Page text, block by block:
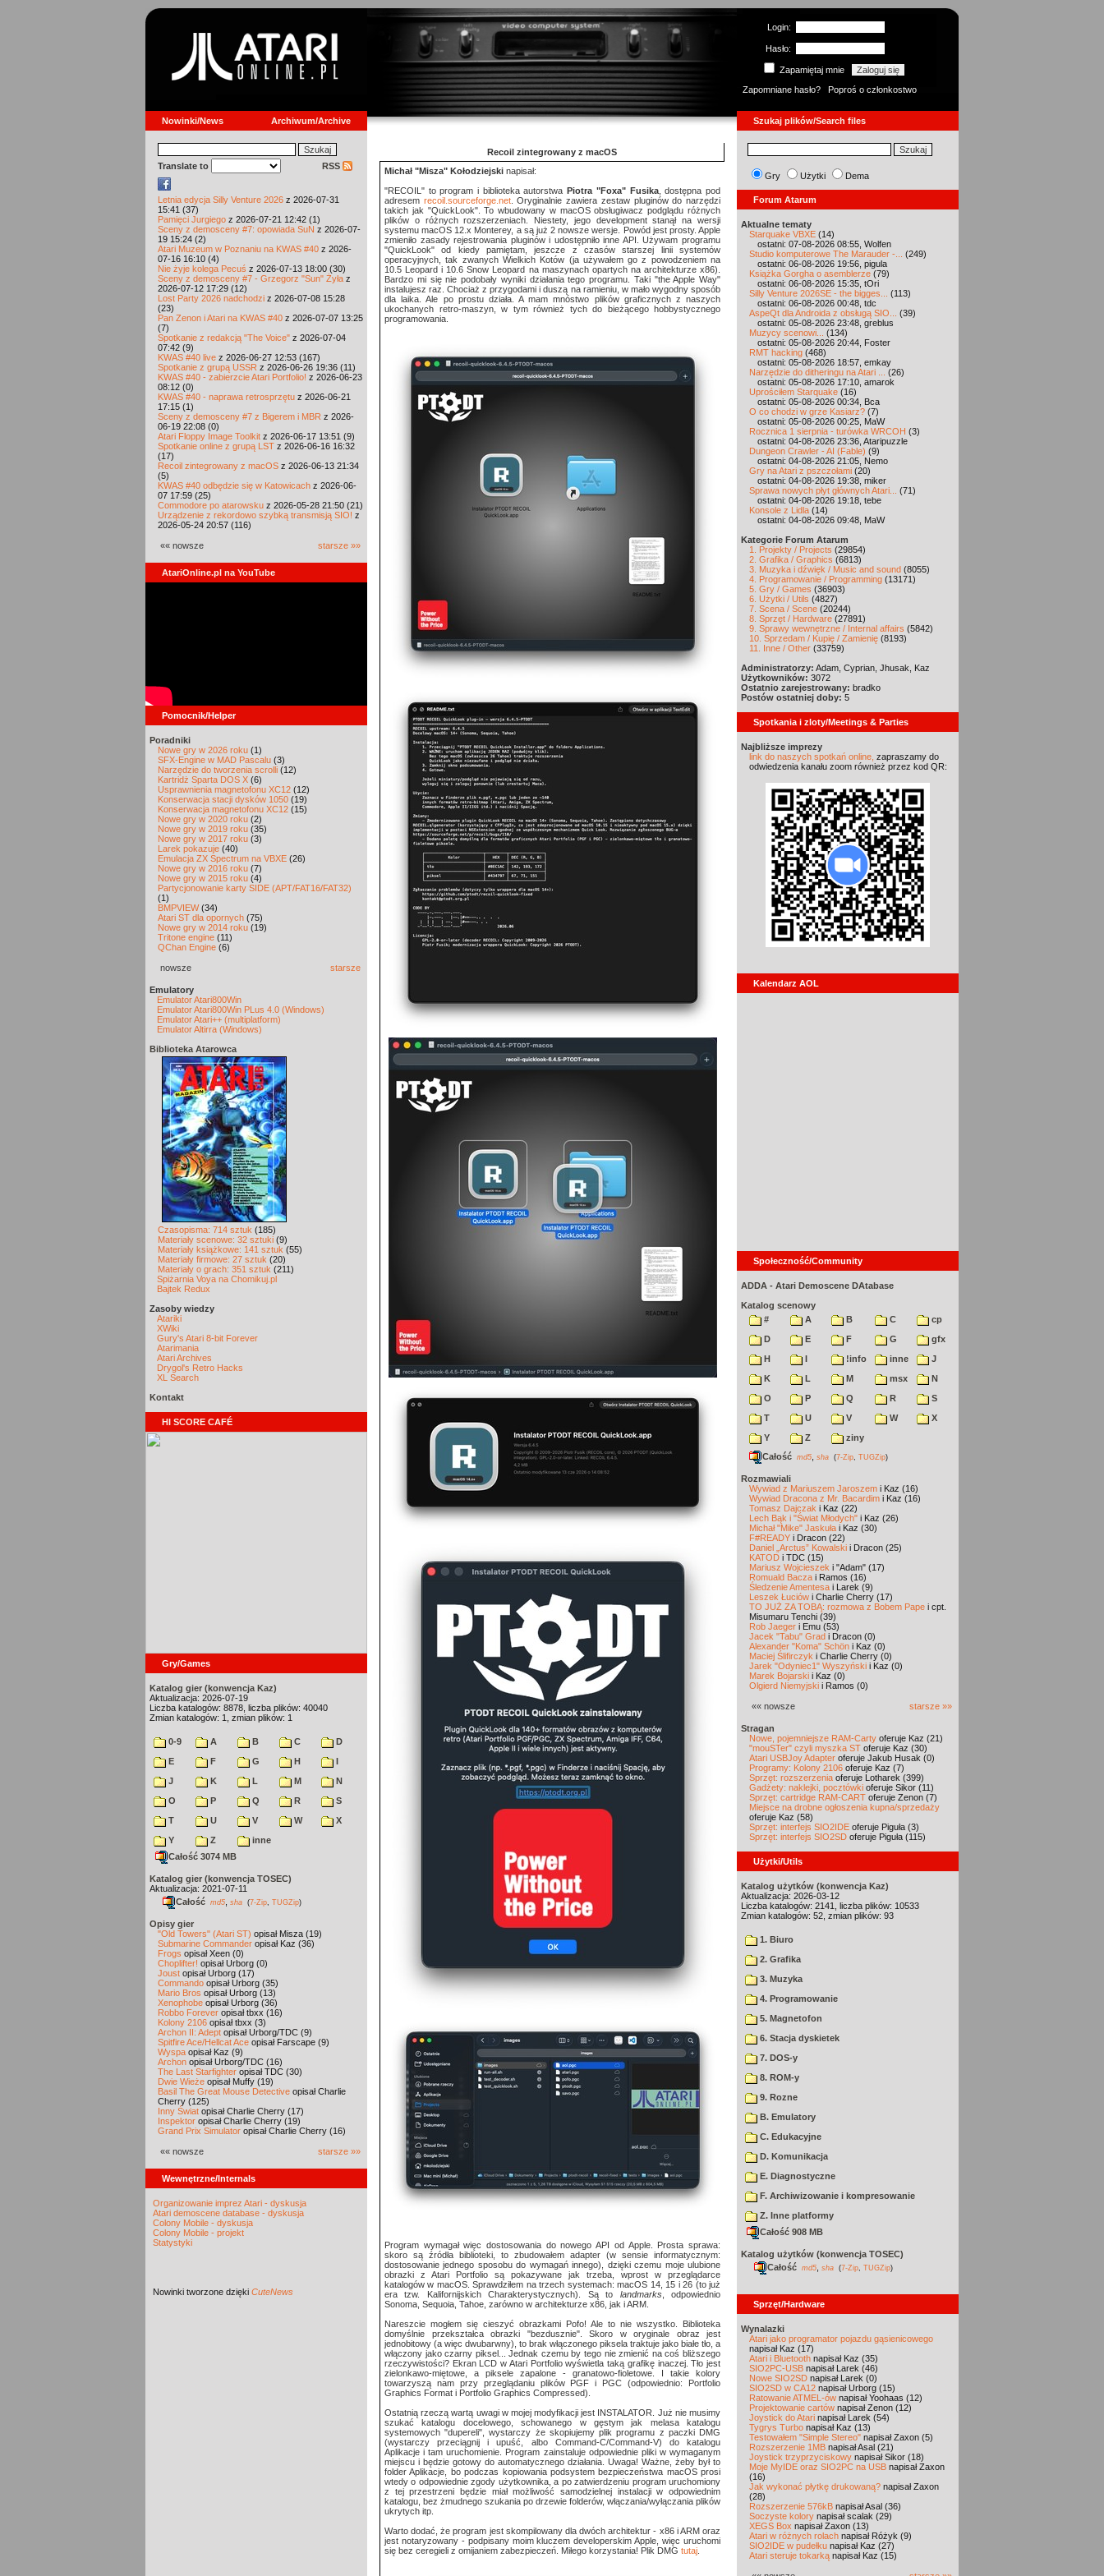
Login:
Hasło:
Zapamiętaj mnie
Zapomniane hasło?
Poproś o członkostwo
Nowinki/News Archiwum/Archive Szukaj plików/Search files
Translate to RSS
Letnia edycja Silly Venture 2026 z 2026-07-31
15:41 (37)
Pamięci Jurgiego z 2026-07-21 12:42 (1)
Sceny z demosceny #7: opowiada SuN z 2026-07-
19 15:24 (2)
Atari Muzeum w Poznaniu na KWAS #40 z 2026-
07-16 16:10 (4)
Nie żyje kolega Pecuś z 2026-07-13 18:00 (30)
Sceny z demosceny #7 - Grzegorz "Sun" Żyła z
2026-07-12 17:29 (12)
Lost Party 2026 nadchodzi z 2026-07-08 15:28
(23)
Pan Zenon i Atari na KWAS #40 z 2026-07-07 13:25
(7)
Spotkanie z redakcją "The Voice" z 2026-07-04
07:42 (9)
KWAS #40 live z 2026-06-27 12:53 (167)
Spotkanie z grupą USSR z 2026-06-26 19:36 (11)
KWAS #40 - zabierzcie Atari Portfolio! z 2026-06-23
08:12 (0)
KWAS #40 - naprawa retrosprzętu z 2026-06-21
17:15 (1)
Sceny z demosceny #7 z Bigerem i MBR z 2026-
06-19 22:08 (0)
Atari Floppy Image Toolkit z 2026-06-17 13:51 (9)
Spotkanie online z grupą LST z 2026-06-16 16:32
(17)
Recoil zintegrowany z macOS z 2026-06-13 21:34
(5)
KWAS #40 odbędzie się w Katowicach z 2026-06-
07 17:59 (25)
Commodore po atarowsku z 2026-05-28 21:50 (21)
Urządzenie z rekordowo szybką transmisją SIO! z
2026-05-24 20:57 (116)
«« nowsze starsze »»
AtariOnline.pl na YouTube
Pomocnik/Helper
Poradniki
Nowe gry w 2026 roku (1)
SFX-Engine w MAD Pascalu (3)
Narzędzie do tworzenia scrolli (12)
Kartridż Sparta DOS X (6)
Usprawnienia magnetofonu XC12 (12)
Konserwacja stacji dysków 1050 (19)
Konserwacja magnetofonu XC12 (15)
Nowe gry w 2020 roku (2)
Nowe gry w 2019 roku (35)
Nowe gry w 2017 roku (3)
Larek pokazuje (40)
Emulacja ZX Spectrum na VBXE (26)
Nowe gry w 2016 roku (7)
Nowe gry w 2015 roku (4)
Partycjonowanie karty SIDE (APT/FAT16/FAT32)
(1)
BMPVIEW(34)
Atari ST dla opornych (75)
Nowe gry w 2014 roku (19)
Tritone engine (11)
QChan Engine (6)
nowsze starsze
Emulatory
Emulator Atari800Win
Emulator Atari800Win PLus 4.0 (Windows)
Emulator Atari++ (multiplatform)
Emulator Altirra (Windows)
Biblioteka Atarowca
Czasopisma: 714 sztuk (185)
Materiały scenowe: 32 sztuki (9)
Materiały książkowe: 141 sztuk (55)
Materiały firmowe: 27 sztuk (20)
Materiały o grach: 351 sztuk (211)
Spiżarnia Voya na Chomikuj.pl
Bajtek Redux
Zasoby wiedzy
Atariki
XWiki
Gury's Atari 8-bit Forever
Atarimania
Atari Archives
Drygol's Retro Hacks
XL Search
Kontakt
HI SCORE CAFÉ
Gry/Games
Katalog gier (konwencja Kaz)
Aktualizacja: 2026-07-19
Liczba katalogów: 8878, liczba plików: 40040
Zmian katalogów: 1, zmian plików: 1
0-9 A B C
D
E
F G H
I
J
K L M
N
O
P Q R
S
T
U V W
X
Y
Z
inne
Całość 3074 MB
Katalog gier (konwencja TOSEC)
Aktualizacja: 2021-07-11
Całość md5 sha (7-Zip TUGZip)
Opisy gier
"Old Towers" (Atari ST) opisał Misza (19)
Submarine Commander opisał Kaz (36)
Frogs opisał Xeen (0)
Choplifter! opisał Urborg (0)
Joust opisał Urborg (17)
Commando opisał Urborg (35)
Mario Bros opisał Urborg (13)
Xenophobe opisał Urborg (36)
Robbo Forever opisał tbxx (16)
Kolony 2106 opisał tbxx (3)
Archon II: Adept opisał Urborg/TDC (9)
Spitfire Ace/Hellcat Ace opisał Farscape (9)
Wyspa opisał Kaz (9)
Archon opisał Urborg/TDC (16)
The Last Starfighter opisał TDC (30)
Dwie Wieże opisał Muffy (19)
Basil The Great Mouse Detective opisał Charlie
Cherry (125)
Inny Świat opisał Charlie Cherry (17)
Inspektor opisał Charlie Cherry (19)
Grand Prix Simulator opisał Charlie Cherry (16)
«« nowsze starsze »»
Wewnętrzne/Internals
Organizowanie imprez Atari - dyskusja
Atari demoscene database - dyskusja
Colony Mobile - dyskusja
Colony Mobile - projekt
Statystyki
Nowinki tworzone dzięki CuteNews
Recoil zintegrowany z macOS
Michał "Misza" Kołodziejski napisał:
"RECOIL" to program i biblioteka autorstwaPiotra "Foxa" Fusika, dostępna pod
adresem recoil.sourceforge.net. Oryginalnie zawiera zestaw pluginów do narzędzi
takich jak "QuickLook". To wbudowany w macOS obsługiwacz podglądu różnych
plików o różnych rozszerzeniach. Niestety, jego development stanął na wersji
systemu macOS 12.x Monterey, a są już 2 nowsze wersje. Powód jest prosty. Apple
zmieniło zasady rejestrowania pluginów i udostępniło inne API. Używam programu
"QuickLook" od kiedy pamiętam, jeszcze z czasów starszej linii systemów
operacyjnych, tak zwanych Wielkich Kotów (ja używałem go z powodzeniem na
10.5 Leopard i 10.6 Snow Leopard na maszynach opartych na architekturze x86).
Bardzo mi się nie podobały wyniki działania tego programu. Taki "the Apple Way"
instalujesz raz. Chociaż z przygodami i duszą na ramieniu, w mało wygodny sposób
dla laika. Ale po prostu działa. A mam mnóstwo plików graficznych z naszych
ukochanych retro-maszyn, w tym również tych do bieżącego hobbystycznego
programowania.
Program wymagał więc dostosowania do nowego API od Apple. Prosta sprawa:
skoro są źródła biblioteki, to zbudowałem adapter (w sensie informatycznym:
dostosowanie jednego sposobu do wymagań innego), dzięki czemu moje ulubione
obrazki z Atari Portfolio są pokazywane jak trzeba, wprost w przeglądarce
katalogów w macOS. Sprawdziłem na trzech systemach: macOS 14, 15 i 26 (to już
era tzw. Kalifornijskich Charakterystycznych). Są to landmarks, odpowiednio
Sonoma, Sequoia, Tahoe, zarówno w architekturze x86, jak i ARM.
Nareszcie mogłem się cieszyć obrazkami Pofo! Ale to nie wszystko. Biblioteka
domyślnie przekształca obrazki "bezdusznie". Skoro w oryginale obraz jest
jednobitowy (a więc dwubarwny), to brak włączonego piksela traktuje jako białe tło, a
włączony jako czarny piksel... Jednak czemu by tego nie zmienić na coś bliższego
rzeczywistości? Ekran LCD w Atari Portfolio wyświetla taką grafikę inaczej. Tło jest
zielonkawo-miętowe, a piksele zapalone - granatowo-fioletowe. I takie kolory
towarzyszą nam przy przeglądaniu plików PGF i PGC (odpowiednio: Portfolio
Graphics Format i Portfolio Graphics Compressed).
Ostatnią rzeczą wartą uwagi w mojej modyfikacji jest INSTALATOR. Już nie musimy
szukać katalogu docelowego, schowanego w gęstym jak melasa katalogu
systemowych "dupereli", wystarczy że skopiujemy plik programu z paczki DMG
(wystarczy przeciągnij i upuść, albo Command-C/Command-V) do katalogu
Aplikacje i tam uruchomienie. Program zainstaluje odpowiednie pliki w wymaganym
miejscu i będzie gotowy do automatycznego działania. Uwaga! Ważne, żeby był to
folder Aplikacje, bo podczas kopiowania podsystem bezpieczeństwa macOS prosi
wtedy o odpowiednie zgody użytkownika, a po zatwierdzeniu program uruchomiony
z tej przestrzeni będzie miał możliwość samodzielnej instalacji w odpowiednim
katalogu, bez żmudnego szukania po drzewie folderów, włączania/wyłączania plików
ukrytych itp.
Warto dodać, że program jest skompilowany dla dwóch architektur - x86 i ARM oraz
jest notaryzowany - podpisany moim kluczem developerskim Apple, więc uruchomi
się bez ceregieli z omijaniem zabezpieczeń. Miłego korzystania! Plik DMG tutaj
Gry Użytki Dema
Forum Atarum
Aktualne tematy
Starquake VBXE (14)
ostatni: 07-08-2026 08:55, Wolfen
Studio komputerowe The Marauder -...
(249)
ostatni: 06-08-2026 19:56, pigula
Książka Gorgha o asemblerze (79)
ostatni: 06-08-2026 15:35, tOri
Silly Venture 2026SE - the bigges...
(113)
ostatni: 06-08-2026 00:48, tdc
AspeQt dla Androida z obsługą SIO...
(39)
ostatni: 05-08-2026 23:48, greblus
Muzycy scenowi...
(134)
ostatni: 05-08-2026 20:44, Foster
RMT hacking (468)
ostatni: 05-08-2026 18:57, emkay
Narzędzie do ditheringu na Atari ...
(26)
ostatni: 05-08-2026 17:10, amarok
Uprościłem Starquake (16)
ostatni: 05-08-2026 00:34, Bca
O co chodzi w grze Kasiarz? (7)
ostatni: 05-08-2026 00:25, MaW
Rocznica 1 sierpnia - turówka WRCOH (3)
ostatni: 04-08-2026 23:36, Ataripuzzle
Dungeon Crawler - AI (Fable) (9)
ostatni: 04-08-2026 21:05, Nemo
Gry na Atari z pszczołami (20)
ostatni: 04-08-2026 19:38, miker
Sprawa nowych płyt głównych Atari...
(71)
ostatni: 04-08-2026 19:18, tebe
Konsole z Lidla (14)
ostatni: 04-08-2026 09:48, MaW
Kategorie Forum Atarum
1. Projekty / Projects (29854)
2. Grafika / Graphics (6813)
3. Muzyka i dźwięk / Music and sound (8055)
4. Programowanie / Programming (13171)
5. Gry / Games (36903)
6. Użytki / Utils (4827)
7. Scena / Scene (20244)
8. Sprzęt / Hardware (27891)
9. Sprawy wewnętrzne / Internal affairs (5842)
10. Sprzedam / Kupię / Zamienię (8193)
11. Inne / Other (33759)
Administratorzy: Adam, Cyprian, Jhusak, Kaz
Użytkowników: 3072
Ostatnio zarejestrowany: bradko
Postów ostatniej doby: 5
Spotkania i zloty/Meetings & Parties
Najbliższe imprezy
link do naszych spotkań online, zapraszamy do
odwiedzenia kanału zoom również przez kod QR:
Kalendarz AOL
Społeczność/Community
ADDA - Atari Demoscene DAtabase
Katalog scenowy
#
A B C
cp
D
E F G
gfx
H
I !info inne
J
K
L M msx
N
O
P Q R
S
T
U V W
X
Y
Z
ziny
Całość md5 sha (7-Zip TUGZip)
Rozmawiali
Wywiad z Mariuszem Jaroszem i Kaz (16)
Wywiad Dracona z Mr. Bacardim i Kaz (16)
Tomasz Dajczak i Kaz (22)
Lech Bąk i "Świat Młodych" i Kaz (26)
Michał "Mike" Jaskuła i Kaz (30)
F#READY i Dracon (22)
Daniel „Arctus” Kowalski i Dracon (25)
KATOD i TDC (15)
Mariusz Wojcieszek i "Adam" (17)
Romuald Bacza i Ramos (16)
Śledzenie Amentesa i Larek (9)
Leszek Łuciów i Charlie Cherry (17)
TO JUŻ ZA TOBĄ: rozmowa z Bobem Pape i cpt.
Misumaru Tenchi (39)
Rob Jaeger i Emu (53)
Jacek "Tabu" Grad i Dracon (0)
Alexander "Koma" Schön i Kaz (0)
Maciej Ślifirczyk i Charlie Cherry (0)
Jarek "Odyniec1" Wyszyński i Kaz (0)
Marek Bojarski i Kaz (0)
Olgierd Niemyjski i Ramos (0)
«« nowsze starsze »»
Stragan
Nowe, pojemniejsze RAM-Carty oferuje Kaz (21)
"mouSTer" czyli myszka ST oferuje Kaz (30)
Atari USBJoy Adapter oferuje Jakub Husak (0)
Programy: Kolony 2106 oferuje Kaz (7)
Sprzęt: rozszerzenia oferuje Lotharek (399)
Gadżety: naklejki, pocztówki oferuje Sikor (11)
Sprzęt: cartridge RAM-CART oferuje Zenon (7)
Miejsce na drobne ogłoszenia kupna/sprzedaży
oferuje Kaz (58)
Sprzęt: interfejs SIO2IDE oferuje Piguła (3)
Sprzęt: interfejs SIO2SD oferuje Piguła (115)
Użytki/Utils
Katalog użytków (konwencja Kaz)
Aktualizacja: 2026-03-12
Liczba katalogów: 2141, liczba plików: 10533
Zmian katalogów: 52, zmian plików: 93
1. Biuro
2. Grafika
3. Muzyka
4. Programowanie
5. Magnetofon
6. Stacja dyskietek
7. DOS-y
8. ROM-y
9. Rozne
B. Emulatory
C. Edukacyjne
D. Komunikacja
E. Diagnostyczne
F. Archiwizowanie i kompresowanie
Z. Inne platformy
Całość 908 MB
Katalog użytków (konwencja TOSEC)
Całość md5 sha (7-Zip TUGZip)
Sprzęt/Hardware
Wynalazki
Atari jako programator pojazdu gąsienicowego
napisał Kaz (17)
Atari i Bluetooth napisał Kaz (35)
SIO2PC-USB napisał Larek (46)
Nowe SIO2SD napisał Larek (0)
SIO2SD w CA12 napisał Urborg (15)
Ratowanie ATMEL-ów napisał Yoohaas (12)
Projektowanie cartów napisał Zenon (12)
Joystick do Atari napisał Larek (54)
Tygrys Turbo napisał Kaz (13)
Testowałem "Simple Stereo" napisał Zaxon (5)
Rozszerzenie 1MB napisał Asal (21)
Joystick trzyprzyciskowy napisał Sikor (18)
Moje MyIDE oraz SIO2PC na USB napisał Zaxon
(16)
Jak wykonać płytkę drukowaną? napisał Zaxon
(28)
Rozszerzenie 576kB napisał Asal (36)
Soczyste kolory napisał scalak (29)
XEGS Box napisał Zaxon (13)
Atari w różnych rolach napisał Różyk (9)
SIO2IDE w pudełku napisał Kaz (27)
Atari steruje tokarką napisał Kaz (15)